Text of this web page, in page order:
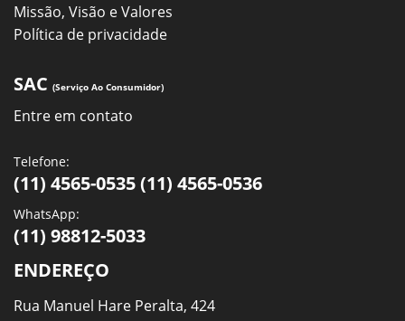
Missão, Visão e Valores
Política de privacidade
SAC (Serviço Ao Consumidor)
Entre em contato
Telefone:
(11) 4565-0535 (11) 4565-0536
WhatsApp:
(11) 98812-5033
ENDEREÇO
Rua Manuel Hare Peralta, 424